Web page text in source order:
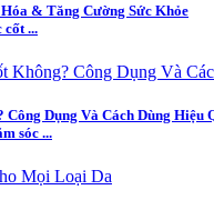
& Tăng Cường Sức Khỏe
cốt ...
Dụng Và Cách Dùng Hiệu
sóc ...